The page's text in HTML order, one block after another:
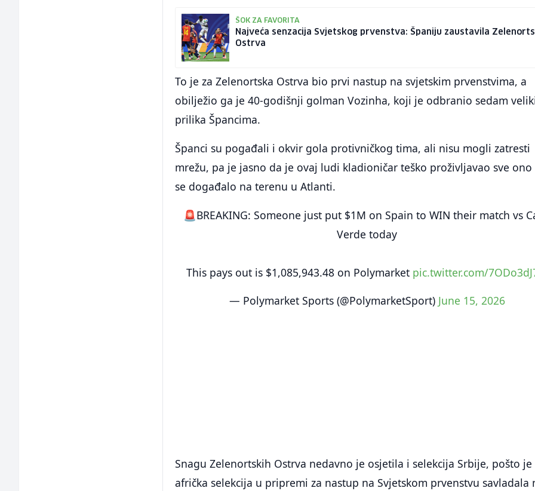
ŠOK ZA FAVORITA
Najveća senzacija Svjetskog prvenstva: Španiju zaustavila
Ostrva
To je za Zelenortska Ostrva bio prvi nastup na svjetskim prvenstvima, a
obilježio ga je 40-godišnji golman Vozinha, koji je odbranio sedam
prilika Špancima.
Španci su pogađali i okvir gola protivničkog tima, ali nisu mogli zatresti
mrežu, pa je jasno da je ovaj ludi kladioničar teško proživljavao sve ono
se događalo na terenu u Atlanti.
🚨BREAKING: Someone just put $1M on Spain to WIN their match vs
Verde today
This pays out is $1,085,943.48 on Polymarket pic.twitter.com/
— Polymarket Sports (@PolymarketSport) June 15, 2026
Snagu Zelenortskih Ostrva nedavno je osjetila i selekcija Srbije, pošto je
afrička selekcija u pripremi za nastup na Svjetskom prvenstvu savladala